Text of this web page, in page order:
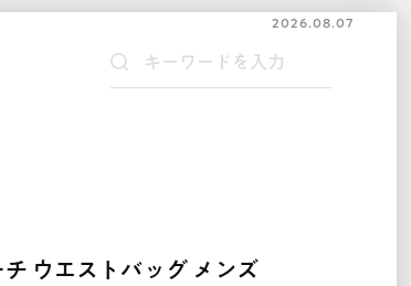
2026.08.07
ウエストバッグ メンズ